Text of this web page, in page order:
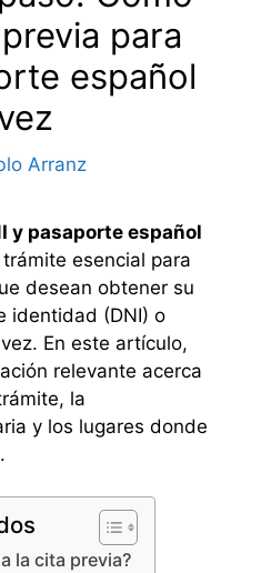
para
español
Arranz
y pasaporte español
esencial para
desean obtener su
identidad (DNI) o
En este artículo,
relevante acerca
la
y los lugares donde
la cita previa?